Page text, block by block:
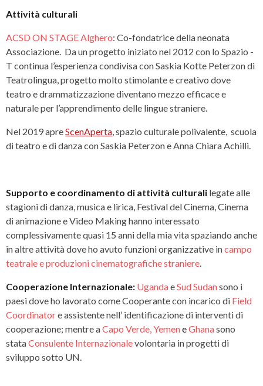
Attività culturali
ACSD ON STAGE Alghero: Co-fondatrice della neonata
Associazione. Da un progetto iniziato nel 2012 con lo Spazio -
T continua l’esperienza condivisa con Saskia Kotte Peterzon di
Teatrolingua, progetto molto stimolante e creativo dove
teatro e drammatizzazione diventano mezzo efficace e
naturale per l’apprendimento delle lingue straniere.
Nel 2019 apreScenAperta spazio culturale polivalente, scuola
di teatro e di danza con Saskia Peterzon e Anna Chiara Achilli.
Supporto e coordinamento di attività culturali legate alle
stagioni di danza, musica e lirica, Festival del Cinema, Cinema
di animazione e Video Making hanno interessato
complessivamente quasi 15 anni della mia vita spaziando anche
in altre attività dove ho avuto funzioni organizzative incampo
teatrale e produzioni cinematografiche straniere
Cooperazione Internazionale: UgandaeSud Sudansono i
paesi dove ho lavorato come Cooperante con incarico di Field
Coordinatore assistente nell’ identificazione di interventi di
cooperazione; mentre aCapo Verde, YemeneGhanasono
stataConsulente Internazionalevolontaria in progetti di
sviluppo sotto UN.